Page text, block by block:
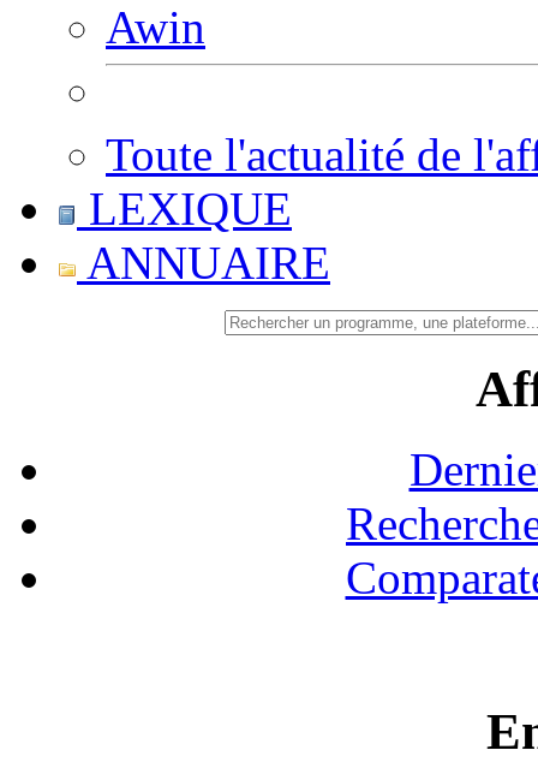
Awin
Toute l'actualité de
LEXIQUE
ANNUAIRE